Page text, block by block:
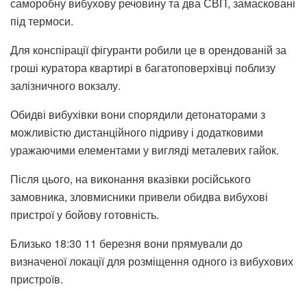
під термоси.
Для конспірації фігуранти робили це в орендованій за
гроші куратора квартирі в багатоповерхівці поблизу
залізничного вокзалу.
Обидві вибухівки вони спорядили детонаторами з
можливістю дистанційного підриву і додатковими
уражаючими елементами у вигляді металевих гайок.
Після цього, на виконання вказівки російського
замовника, зловмисники привели обидва вибухові
пристрої у бойову готовність.
Близько 18:30 11 березня вони прямували до
визначеної локації для розміщення одного із вибухових
пристроїв.